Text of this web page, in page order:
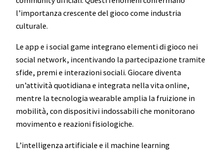
l’importanza crescente del gioco come industria
culturale.
Le app e i social game integrano elementi di gioco nei
social network, incentivando la partecipazione tramite
sfide, premi e interazioni sociali. Giocare diventa
un’attività quotidiana e integrata nella vita online,
mentre la tecnologia wearable amplia la fruizione in
mobilità, con dispositivi indossabili che monitorano
movimento e reazioni fisiologiche.
L’intelligenza artificiale e il machine learning